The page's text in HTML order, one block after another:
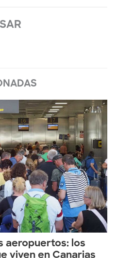
aeropuertos: los
viven en Canarias